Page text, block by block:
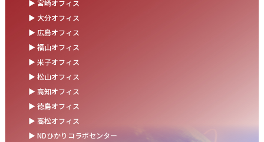
お盆の休業に伴うお知らせ
2025.07.11
事務部会＆懇親会を開催しました！
2025.06.27
＼新卒第9期生 辞令交付式を開催しました／
ウォーターサーバー設置完了！～健康経営の取組み～
▶ 宮崎オフィス
▶ 大分オフィス
▶ 広島オフィス
▶ 福山オフィス
▶ 米子オフィス
▶ 松山オフィス
▶ 高知オフィス
▶ 徳島オフィス
▶ 高松オフィス
▶ NDひかりコラボセンター